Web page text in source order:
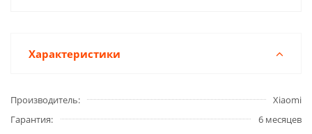
Характеристики
Производитель
Xiaomi
Гарантия
6 месяцев